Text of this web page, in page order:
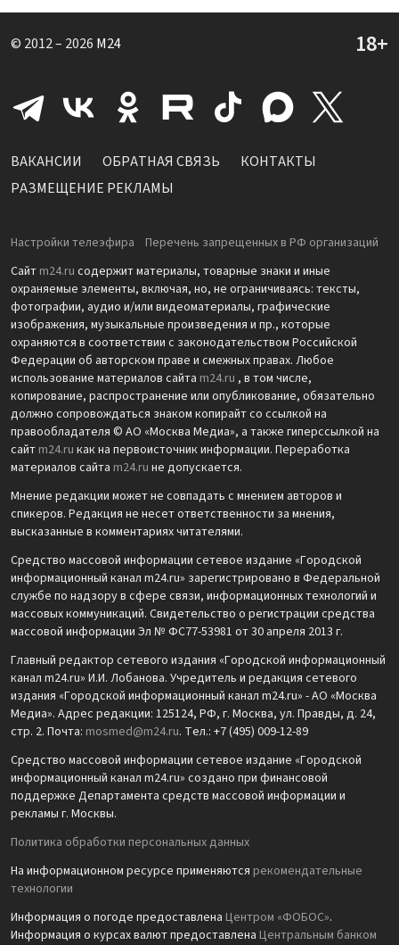
© 2012 – 2026 M24
ВАКАНСИИ ОБРАТНАЯ СВЯЗЬ
КОНТАКТЫ
РАЗМЕЩЕНИЕ РЕКЛАМЫ
Настройки телеэфира
Перечень запрещенных в РФ организаций
Сайт m24.ru содержит материалы, товарные знаки и иные
охраняемые элементы, включая, но, не ограничиваясь: тексты,
фотографии, аудио и/или видеоматериалы, графические
изображения, музыкальные произведения и пр., которые
охраняются в соответствии с законодательством Российской
Федерации об авторском праве и смежных правах. Любое
использование материалов сайта m24.ru , в том числе,
копирование, распространение или опубликование, обязательно
должно сопровождаться знаком копирайт со ссылкой на
правообладателя © АО «Москва Медиа», а также гиперссылкой на
сайт m24.ru как на первоисточник информации. Переработка
материалов сайта m24.ru не допускается.
Мнение редакции может не совпадать с мнением авторов и
спикеров. Редакция не несет ответственности за мнения,
высказанные в комментариях читателями.
Средство массовой информации сетевое издание «Городской
информационный канал m24.ru» зарегистрировано в Федеральной
службе по надзору в сфере связи, информационных технологий и
массовых коммуникаций. Свидетельство о регистрации средства
массовой информации Эл № ФС77-53981 от 30 апреля 2013 г.
Главный редактор сетевого издания «Городской информационный
канал m24.ru» И.И. Лобанова. Учредитель и редакция сетевого
издания «Городской информационный канал m24.ru» - АО «Москва
Медиа». Адрес редакции: 125124, РФ, г. Москва, ул. Правды, д. 24,
стр. 2. Почта: mosmed@m24.ru. Тел.: +7 (495) 009-12-89
Средство массовой информации сетевое издание «Городской
информационный канал m24.ru» создано при финансовой
поддержке Департамента средств массовой информации и
рекламы г. Москвы.
Политика обработки персональных данных
На информационном ресурсе применяются рекомендательные
технологии
Информация о погоде предоставлена Центром «ФОБОС».
Информация о курсах валют предоставлена Центральным банком